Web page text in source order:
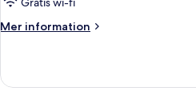
Mer information
Mer